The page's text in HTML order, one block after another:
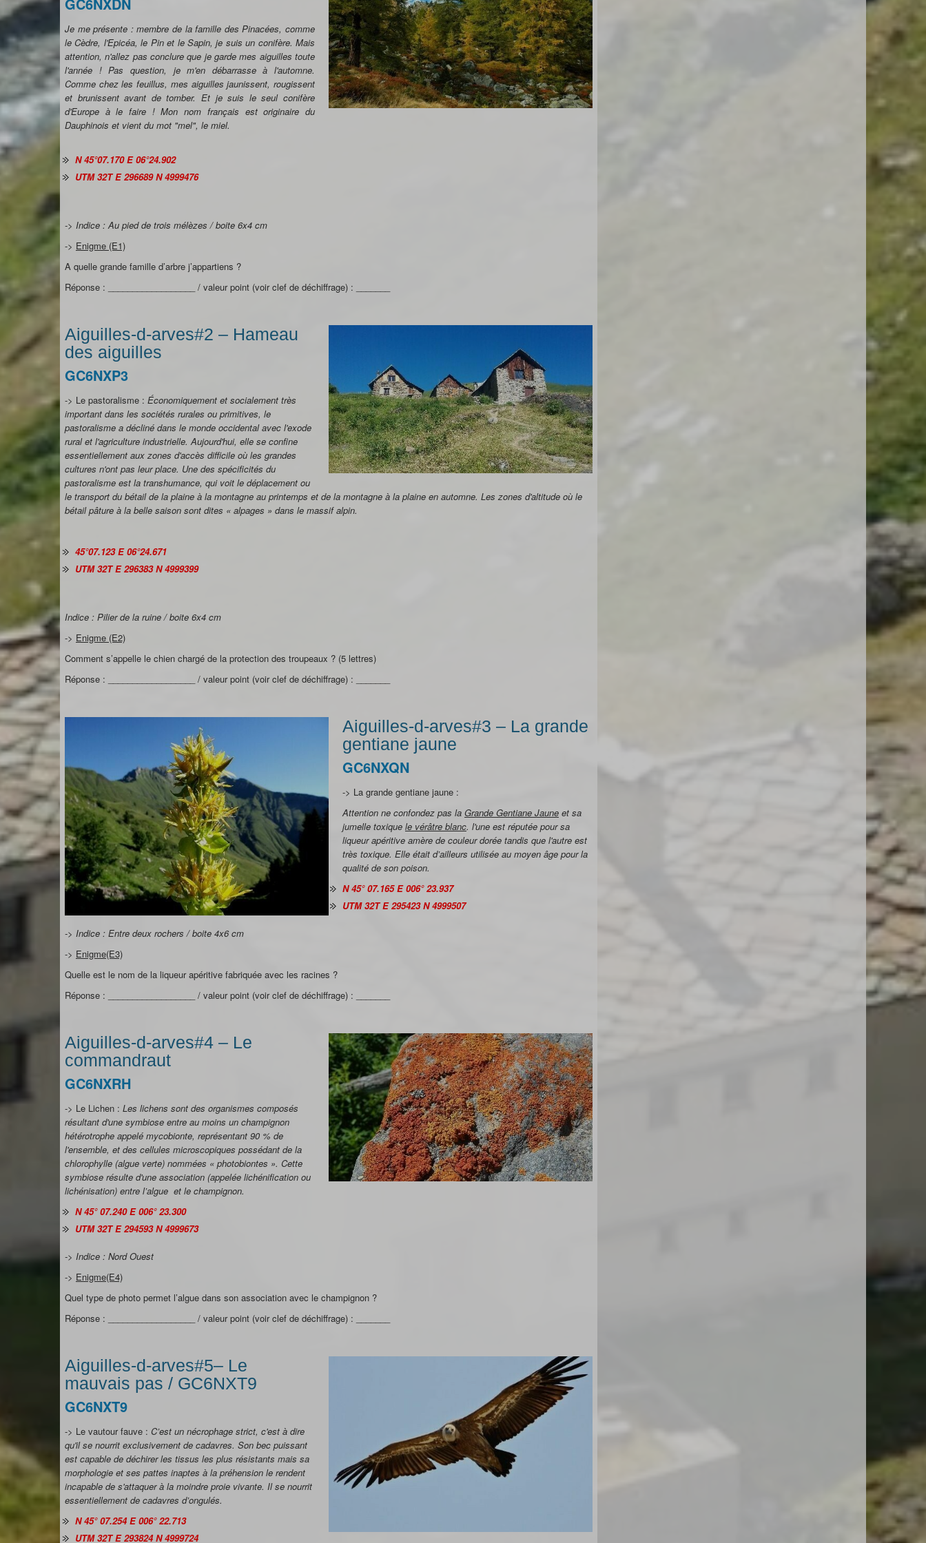
Je me présente : membre de la famille des Pinacées, comme
le Cèdre, l'Epicéa, le Pin et le Sapin, je suis un conifère. Mais
attention, n'allez pas conclure que je garde mes aiguilles toute
l'année ! Pas question, je m'en débarrasse à l'automne.
Comme chez les feuillus, mes aiguilles jaunissent, rougissent
et brunissent avant de tomber. Et je suis le seul conifère
d'Europe à le faire ! Mon nom français est originaire du
Dauphinois et vient du mot "mel", le miel.
N 45°07.170 E 06°24.902
UTM 32T E 296689 N 4999476
-> Indice : Au pied de trois mélèzes / boite 6x4 cm
-> Enigme (E1)
A quelle grande famille d’arbre j’appartiens ?
Réponse : __________________ / valeur point (voir clef de déchiffrage) : _______
Aiguilles-d-arves#2 – Hameau
des aiguilles
GC6NXP3
-> Le pastoralisme : Économiquement et socialement très
important dans les sociétés rurales ou primitives, le
pastoralisme a décliné dans le monde occidental avec l'exode
rural et l'agriculture industrielle. Aujourd'hui, elle se confine
essentiellement aux zones d'accès difficile où les grandes
cultures n'ont pas leur place. Une des spécificités du
pastoralisme est la transhumance, qui voit le déplacement ou
le transport du bétail de la plaine à la montagne au printemps et de la montagne à la plaine en automne. Les zones d'altitude où le
bétail pâture à la belle saison sont dites « alpages » dans le massif alpin.
45°07.123 E 06°24.671
UTM 32T E 296383 N 4999399
Indice : Pilier de la ruine / boite 6x4 cm
-> Enigme (E2)
Comment s’appelle le chien chargé de la protection des troupeaux ? (5 lettres)
Réponse : __________________ / valeur point (voir clef de déchiffrage) : _______
Aiguilles-d-arves#3 – La grande
gentiane jaune
GC6NXQN
-> La grande gentiane jaune :
Attention ne confondez pas la Grande Gentiane Jaune et sa
jumelle toxique le vérâtre blanc. l'une est réputée pour sa
liqueur apéritive amère de couleur dorée tandis que l'autre est
très toxique. Elle était d’ailleurs utilisée au moyen âge pour la
qualité de son poison.
N 45° 07.165 E 006° 23.937
UTM 32T E 295423 N 4999507
-> Indice : Entre deux rochers / boite 4x6 cm
-> Enigme(E3)
Quelle est le nom de la liqueur apéritive fabriquée avec les racines ?
Réponse : __________________ / valeur point (voir clef de déchiffrage) : _______
Aiguilles-d-arves#4 – Le
commandraut
GC6NXRH
-> Le Lichen : Les lichens sont des organismes composés
résultant d'une symbiose entre au moins un champignon
hétérotrophe appelé mycobionte, représentant 90 % de
l'ensemble, et des cellules microscopiques possédant de la
chlorophylle (algue verte) nommées « photobiontes ». Cette
symbiose résulte d'une association (appelée lichénification ou
lichénisation) entre l’algue et le champignon.
N 45° 07.240 E 006° 23.300
UTM 32T E 294593 N 4999673
-> Indice : Nord Ouest
-> Enigme(E4)
Quel type de photo permet l’algue dans son association avec le champignon ?
Réponse : __________________ / valeur point (voir clef de déchiffrage) : _______
Aiguilles-d-arves#5– Le
mauvais pas / GC6NXT9
GC6NXT9
-> Le vautour fauve : C’est un nécrophage strict, c'est à dire
qu'il se nourrit exclusivement de cadavres. Son bec puissant
est capable de déchirer les tissus les plus résistants mais sa
morphologie et ses pattes inaptes à la préhension le rendent
incapable de s'attaquer à la moindre proie vivante. Il se nourrit
essentiellement de cadavres d’ongulés.
N 45° 07.254 E 006° 22.713
UTM 32T E 293824 N 4999724